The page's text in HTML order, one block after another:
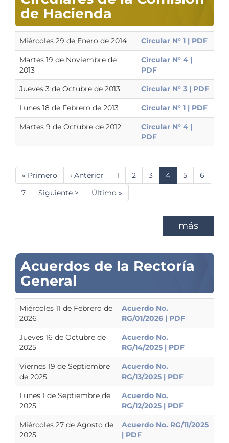
de Hacienda
Miércoles 29 de Enero de 2014 Circular N° 1 | PDF
Martes 19 de Noviembre de
2013
Circular N° 4 |
PDF
Jueves 3 de Octubre de 2013 Circular N° 3 | PDF
Lunes 18 de Febrero de 2013 Circular N° 1 | PDF
Martes 9 de Octubre de 2012
Circular N° 4 |
PDF
Paginación
Primera
página
« Primero
Página
anterior
‹ Anterior Página
1 Página
2 Página
3
Página
actual
4 Página
5 Página
6
Página
7
Siguiente
página
Siguiente >
Última
página
Último »
más
Acuerdos de la Rectoría
General
Miércoles 11 de Febrero de
2026
Acuerdo No.
RG/01/2026 | PDF
Jueves 16 de Octubre de
2025
Acuerdo No.
RG/14/2025 | PDF
Viernes 19 de Septiembre
de 2025
Acuerdo No.
RG/13/2025 | PDF
Lunes 1 de Septiembre de
2025
Acuerdo No.
RG/12/2025 | PDF
Miércoles 27 de Agosto de
2025
Acuerdo No. RG/11/2025
| PDF